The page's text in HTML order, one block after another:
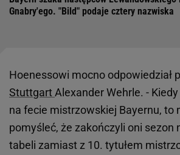
Gnabry'ego. "Bild" podaje cztery nazwiska
Hoenessowi mocno odpowiedział
Stuttgart Alexander Wehrle. -
na fecie mistrzowskiej Bayernu, to
pomyśleć, że zakończyli oni sezon
tabeli zamiast z 10. tytułem